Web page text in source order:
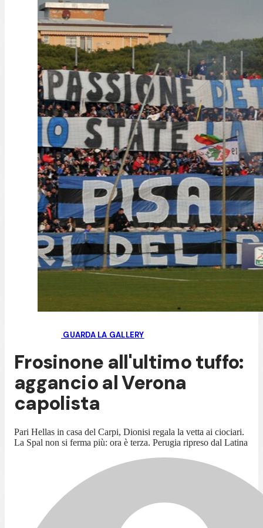
GUARDA LA GALLERY
Frosinone all'ultimo tuffo:
aggancio al Verona
capolista
Pari Hellas in casa del Carpi, Dionisi regala la vetta ai ciociari.
La Spal non si ferma più: ora è terza. Perugia ripreso dal Latina